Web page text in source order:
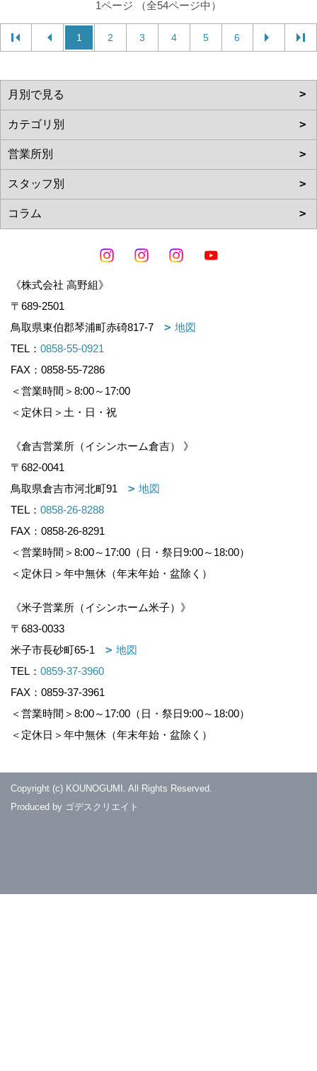
1ページ （全54ページ中）
1 2 3 4 5 6
《株式会社 高野組》
〒689-2501
鳥取県東伯郡琴浦町赤碕817-7
地図
TEL： 0858-55-0921
FAX：0858-55-7286
＜営業時間＞8:00～17:00
＜定休日＞土・日・祝
《倉吉営業所（イシンホーム倉吉） 》
〒682-0041
鳥取県倉吉市河北町91
地図
TEL： 0858-26-8288
FAX：0858-26-8291
＜営業時間＞8:00～17:00（日・祭日9:00～18:00）
＜定休日＞年中無休（年末年始・盆除く）
《米子営業所（イシンホーム米子）》
〒683-0033
米子市長砂町65-1
地図
TEL： 0859-37-3960
FAX：0859-37-3961
＜営業時間＞8:00～17:00（日・祭日9:00～18:00）
＜定休日＞年中無休（年末年始・盆除く）
Copyright (c) KOUNOGUMI. All Rights Reserved.
Produced by ゴデスクリエイト